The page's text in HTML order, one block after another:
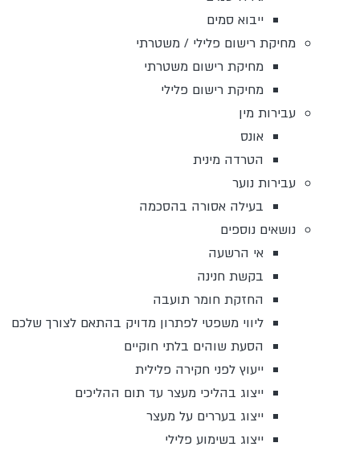
ייבוא סמים
מחיקת רישום פלילי / משטרתי
מחיקת רישום משטרתי
מחיקת רישום פלילי
עבירות מין
אונס
הטרדה מינית
עבירות נוער
בעילה אסורה בהסכמה
נושאים נוספים
אי הרשעה
בקשת חנינה
החזקת חומר תועבה
ליווי משפטי לפתרון מדויק בהתאם לצורך שלכם
הסעת שוהים בלתי חוקיים
ייעוץ לפני חקירה פלילית
ייצוג בהליכי מעצר עד תום ההליכים
ייצוג בעררים על מעצר
ייצוג בשימוע פלילי